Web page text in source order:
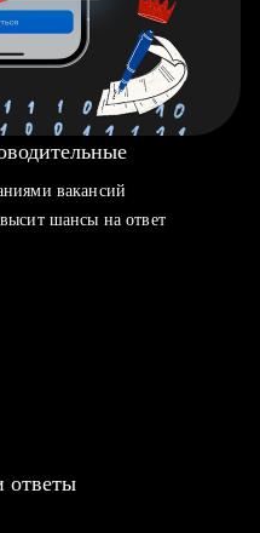
вакансий
шансы на ответ
ответы